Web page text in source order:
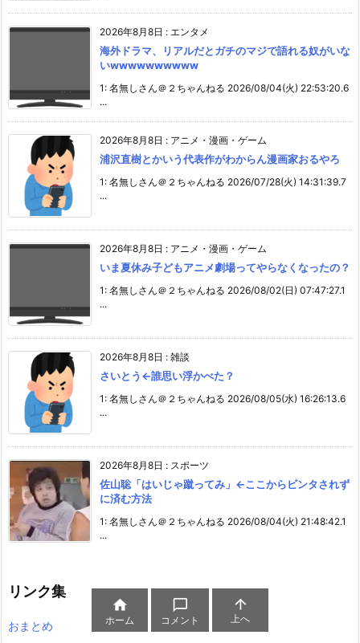
2026年8月8日 : エンタメ
海外ドラマ、リアルだとガチのマジで語れる奴がいな
いwwwwwwwwww
1: 名無しさん＠２ちゃんねる 2026/08/04(火) 22:53:20.6
...
2026年8月8日 : アニメ・漫画・ゲーム
浦沢直樹とかいう代表作がわからん漫画家おるやろ
1: 名無しさん＠２ちゃんねる 2026/07/28(火) 14:31:39.7
...
2026年8月8日 : アニメ・漫画・ゲーム
いま夏休み子どもアニメ劇場ってやらなくなったの？
1: 名無しさん＠２ちゃんねる 2026/08/02(日) 07:47:27.1
...
2026年8月8日 : 雑談
さいとう←誰思い浮かべた？
1: 名無しさん＠２ちゃんねる 2026/08/05(水) 16:26:13.6
...
2026年8月8日 : スポーツ
佐山聡「はいじゃ蹴ってみ」←ここからビンタされず
に済む方法
1: 名無しさん＠２ちゃんねる 2026/08/04(火) 21:48:42.1
...
リンク集
おまとめ

ホーム

コメント

上へ